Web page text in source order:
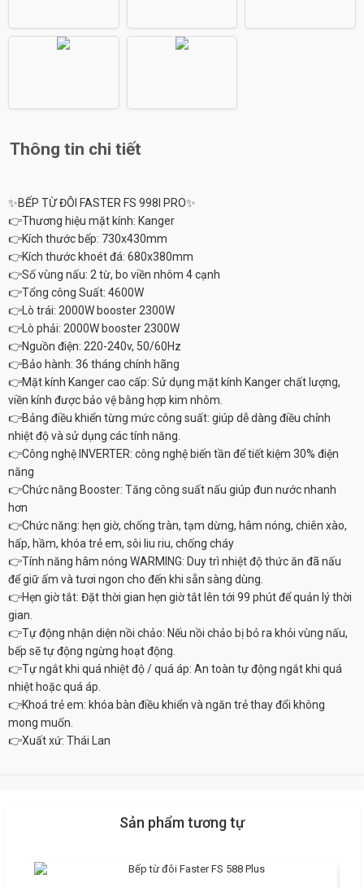
Thông tin chi tiết
✨BẾP TỪ ĐÔI FASTER FS 998I PRO✨
👉Thương hiệu mặt kính: Kanger
👉Kích thước bếp: 730x430mm
👉Kích thước khoét đá: 680x380mm
👉Số vùng nấu: 2 từ, bo viền nhôm 4 cạnh
👉Tổng công Suất: 4600W
👉Lò trái: 2000W booster 2300W
👉Lò phải: 2000W booster 2300W
👉Nguồn điện: 220-240v, 50/60Hz
👉Bảo hành: 36 tháng chính hãng
👉Mặt kính Kanger cao cấp: Sử dụng mặt kính Kanger chất lượng,
viền kính được bảo vệ bằng hợp kim nhôm.
👉Bảng điều khiển từng mức công suất: giúp dễ dàng điều chỉnh
nhiệt độ và sử dụng các tính năng.
👉Công nghệ INVERTER: công nghệ biến tần để tiết kiệm 30% điện
năng
👉Chức năng Booster: Tăng công suất nấu giúp đun nước nhanh
hơn
👉Chức năng: hẹn giờ, chống tràn, tạm dừng, hâm nóng, chiên xào,
hấp, hầm, khóa trẻ em, sôi liu riu, chống cháy
👉Tính năng hâm nóng WARMING: Duy trì nhiệt độ thức ăn đã nấu
để giữ ấm và tươi ngon cho đến khi sẵn sàng dùng.
👉Hẹn giờ tắt: Đặt thời gian hẹn giờ tắt lên tới 99 phút để quản lý thời
gian.
👉Tự động nhận diện nồi chảo: Nếu nồi chảo bị bỏ ra khỏi vùng nấu,
bếp sẽ tự động ngừng hoạt động.
👉Tự ngắt khi quá nhiệt độ / quá áp: An toàn tự động ngắt khi quá
nhiệt hoặc quá áp.
👉Khoá trẻ em: khóa bàn điều khiển và ngăn trẻ thay đổi không
mong muốn.
👉Xuất xứ: Thái Lan
Sản phẩm tương tự